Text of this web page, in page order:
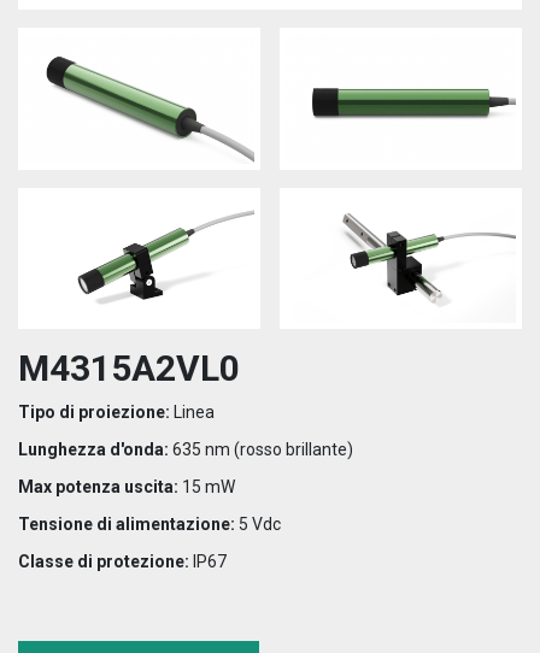
M4315A2VL0
Tipo di proiezione: Linea
Lunghezza d'onda: 635 nm (rosso brillante)
Max potenza uscita: 15 mW
Tensione di alimentazione: 5 Vdc
Classe di protezione: IP67